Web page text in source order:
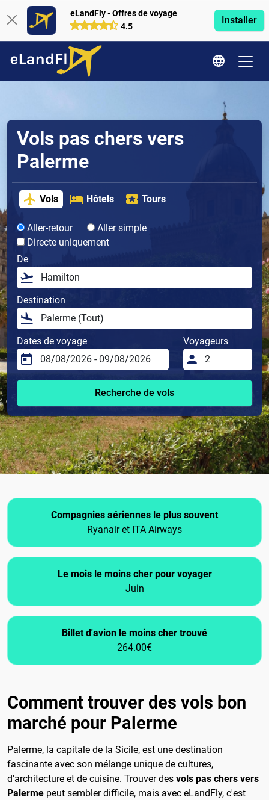
eLandFly - Offres de voyage
4.5
Installer
Vols pas chers vers
Palerme
Vols Hôtels Tours
Aller-retour
Aller simple
Directe uniquement
De
Destination
Dates de voyage Voyageurs
Recherche de vols
Compagnies aériennes le plus souvent
Ryanair et ITA Airways
Le mois le moins cher pour voyager
Juin
Billet d'avion le moins cher trouvé
264.00€
Comment trouver des vols bon
marché pour Palerme
Palerme, la capitale de la Sicile, est une destination
fascinante avec son mélange unique de cultures,
d'architecture et de cuisine. Trouver des vols pas chers vers
Palerme peut sembler difficile, mais avec eLandFly, c'est